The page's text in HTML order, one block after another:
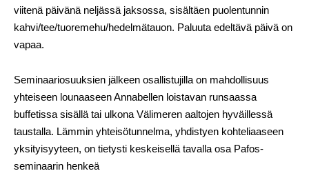
viitenä päivänä neljässä jaksossa, sisältäen puolentunnin
kahvi/tee/tuoremehu/hedelmätauon. Paluuta edeltävä päivä on
vapaa.
Seminaariosuuksien jälkeen osallistujilla on mahdollisuus
yhteiseen lounaaseen Annabellen loistavan runsaassa
buffetissa sisällä tai ulkona Välimeren aaltojen hyväillessä
taustalla. Lämmin yhteisötunnelma, yhdistyen kohteliaaseen
yksityisyyteen, on tietysti keskeisellä tavalla osa Pafos-
seminaarin henkeä